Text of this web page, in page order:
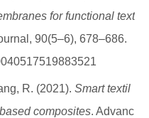
for functional text
90(5–6), 678–686.
R. (2021). Smart textil
composites. Advanc